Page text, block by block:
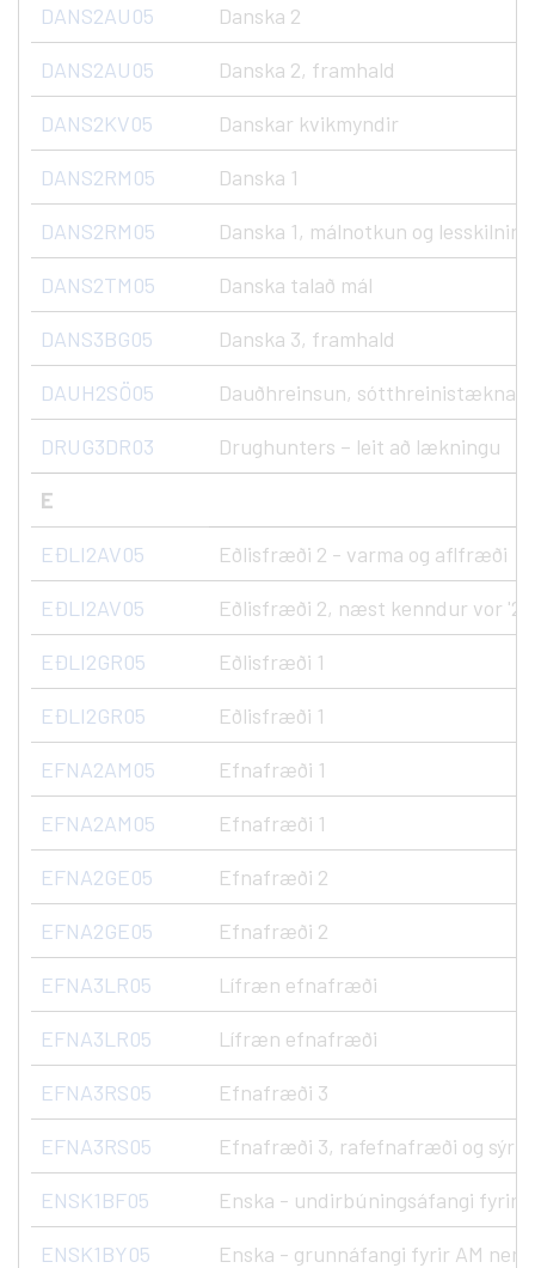
DANS2AU05 Danska 2
DANS2AU05 Danska 2, framhald
DANS2KV05 Danskar kvikmyndir
DANS2RM05 Danska 1
DANS2RM05 Danska 1, málnotkun og
DANS2TM05 Danska talað mál
DANS3BG05 Danska 3, framhald
DAUH2SÖ05 Dauðhreinsun, sótthreinistæknar,
DRUG3DR03 Drughunters – leit að lækningu
E
EÐLI2AV05 Eðlisfræði 2 - varma og aflfræði
EÐLI2AV05 Eðlisfræði 2, næst kenndur vor '27
EÐLI2GR05 Eðlisfræði 1
EÐLI2GR05 Eðlisfræði 1
EFNA2AM05 Efnafræði 1
EFNA2AM05 Efnafræði 1
EFNA2GE05 Efnafræði 2
EFNA2GE05 Efnafræði 2
EFNA3LR05 Lífræn efnafræði
EFNA3LR05 Lífræn efnafræði
EFNA3RS05 Efnafræði 3
EFNA3RS05 Efnafræði 3, rafefnafræði og
ENSK1BF05 Enska - undirbúningsáfangi fyrir
ENSK1BY05 Enska - grunnáfangi fyrir AM